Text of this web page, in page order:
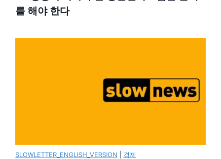
를 해야 한다
SLOWLETTER_ENGLISH_VERSION 경제